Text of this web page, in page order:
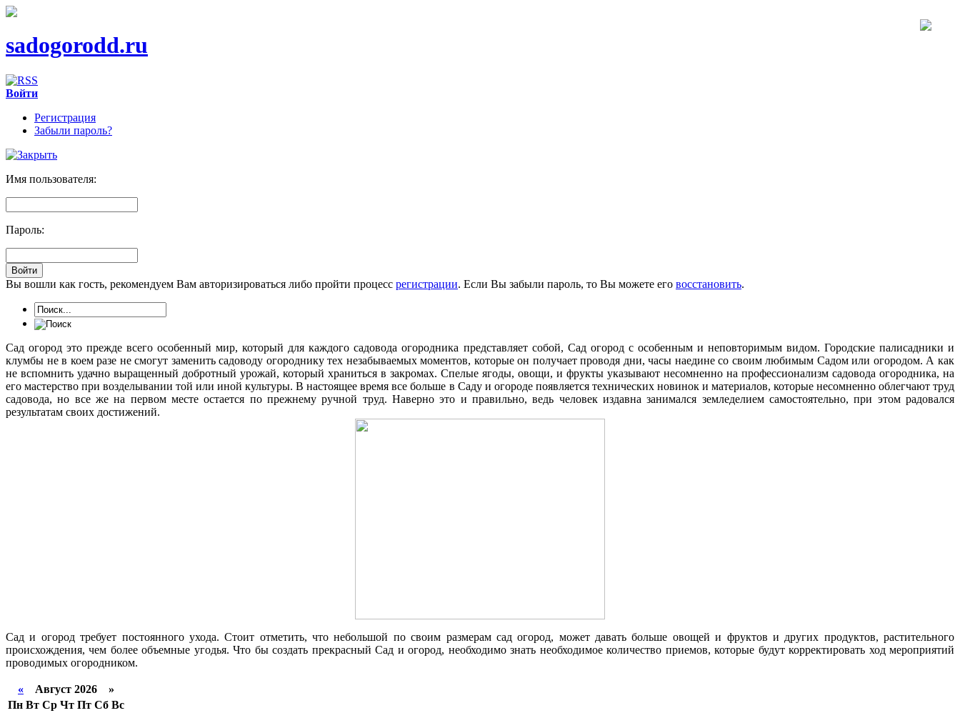
sadogorodd.ru
Войти
Регистрация
Забыли пароль?
Имя пользователя:
Пароль:
Вы вошли как гость, рекомендуем Вам авторизироваться либо пройти процесс регистрации. Если Вы забыли пароль, то Вы можете его восстановить.
Сад огород это прежде всего особенный мир, который для каждого садовода огородника представляет собой, Cад огород с особенным и неповторимым видом. Городские палисадники и
клумбы не в коем разе не смогут заменить садоводу огороднику тех незабываемых моментов, которые он получает проводя дни, часы наедине со своим любимым Cадом или огородом. А как
не вспомнить удачно выращенный добротный урожай, который храниться в закромах. Спелые ягоды, овощи, и фрукты указывают несомненно на профессионализм садовода огородника, на
его мастерство при возделывании той или иной культуры. В настоящее время все больше в Cаду и огороде появляется технических новинок и материалов, которые несомненно облегчают труд
садовода, но все же на первом месте остается по прежнему ручной труд. Наверно это и правильно, ведь человек издавна занимался земледелием самостоятельно, при этом радовался
результатам своих достижений.
Сад и огород требует постоянного ухода. Стоит отметить, что небольшой по своим размерам сад огород, может давать больше овощей и фруктов и других продуктов, растительного
происхождения, чем более объемные угодья. Что бы создать прекрасный Сад и огород, необходимо знать необходимое количество приемов, которые будут корректировать ход мероприятий
проводимых огородником.
« Август 2026 »
Пн Вт Ср Чт Пт Сб Вс